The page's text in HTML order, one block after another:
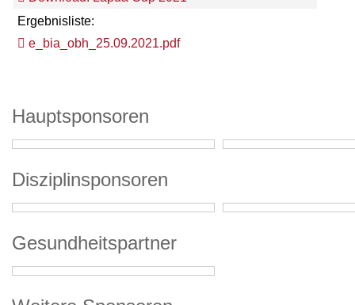
Ergebnisliste:
e_bia_obh_25.09.2021.pdf
Hauptsponsoren
Disziplinsponsoren
Gesundheitspartner